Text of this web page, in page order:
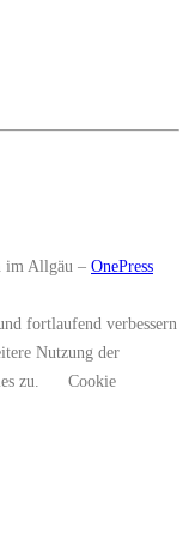
im Allgäu – OnePress
fortlaufend verbessern
Nutzung der
zu.
Cookie